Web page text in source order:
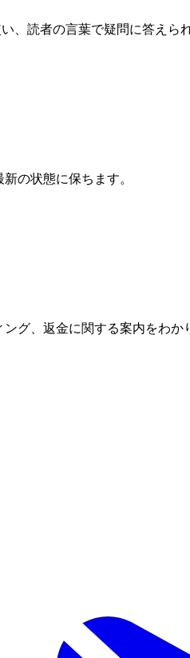
、読者の言葉で疑問に答えら
の状態に保ちます。
グ、返金に関する案内をわか